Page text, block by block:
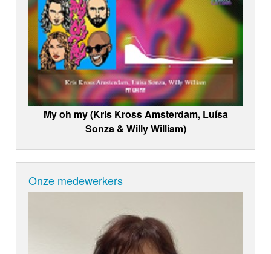
My oh my (Kris Kross Amsterdam, Luísa
Sonza & Willy William)
Onze medewerkers